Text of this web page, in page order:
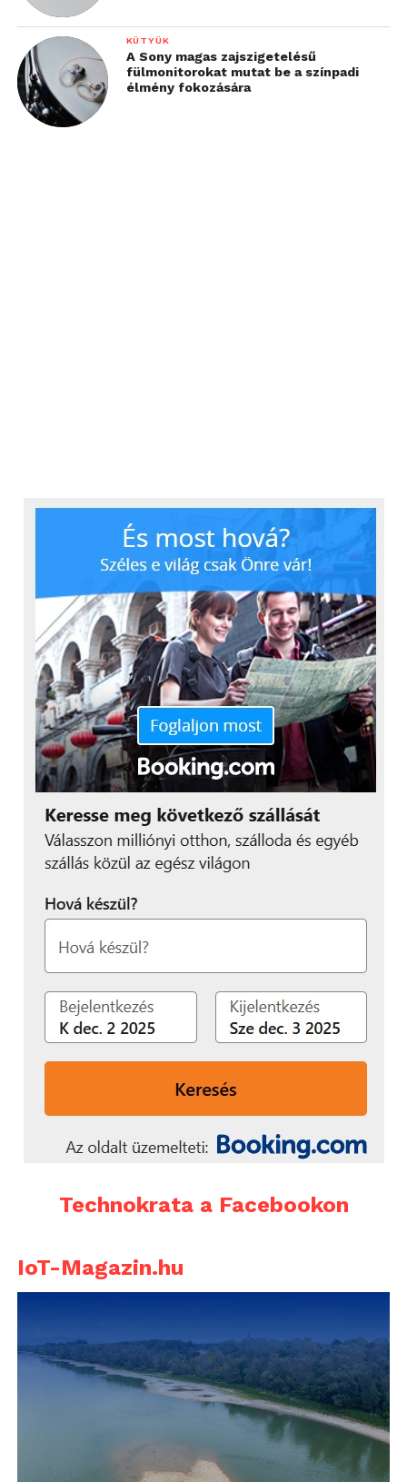
KÜTYÜK
A Sony magas zajszigetelésű
fülmonitorokat mutat be a színpadi
élmény fokozására
Technokrata a Facebookon
IoT-Magazin.hu